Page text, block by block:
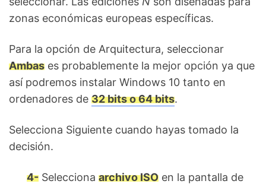
zonas económicas europeas específicas.
Para la opción de Arquitectura, seleccionar
Ambas es probablemente la mejor opción ya que
así podremos instalar Windows 10 tanto en
ordenadores de 32 bits o 64 bits.
Selecciona Siguiente cuando hayas tomado la
decisión.
4- Selecciona archivo ISO en la pantalla de